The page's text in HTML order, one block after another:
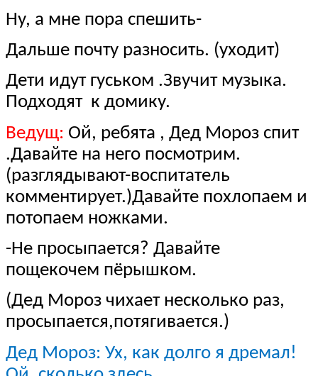
Ну, а мне пора спешить-
Дальше почту разносить. (уходит)
Дети идут гуськом .Звучит музыка.
Подходят к домику.
Ведущ: Ой, ребята , Дед Мороз спит
.Давайте на него посмотрим.
(разглядывают-воспитатель
комментирует.)Давайте похлопаем и
потопаем ножками.
-Не просыпается? Давайте
пощекочем пёрышком.
(Дед Мороз чихает несколько раз,
просыпается,потягивается.)
Дед Мороз: Ух, как долго я дремал!